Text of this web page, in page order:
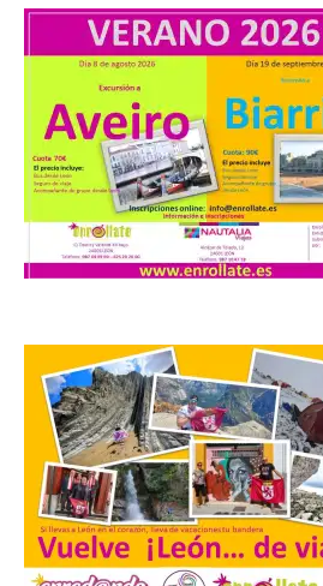
del Sella arranca con el
homenaje a los
y el izado de las
autonómicas
6 Ago 2026
La 88.ª
Descenso
del Sella reunirá este
1.291 palistas
asturiana como una de las
referencias del piragüismo
[…]
Los clientes de TAP
Miles&Go ya pueden
acumular millas con
Airbnb